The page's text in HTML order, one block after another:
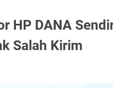
HP DANA
Salah Kirim